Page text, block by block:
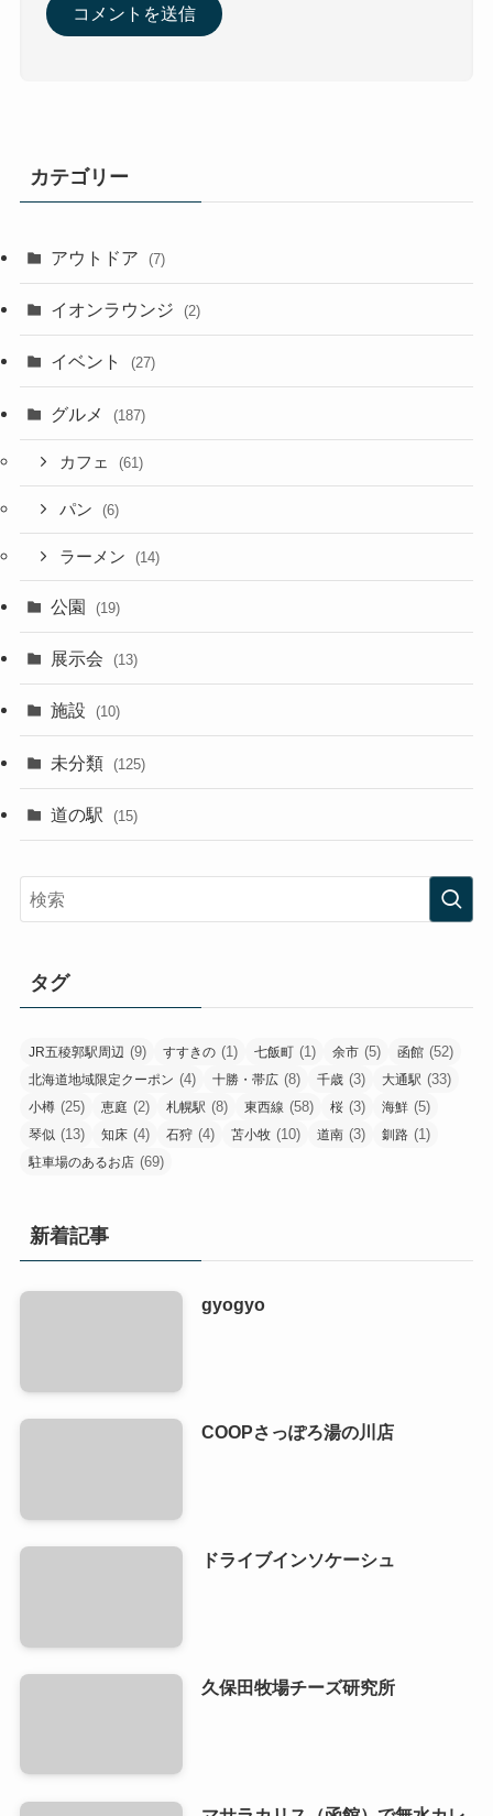
カテゴリー
アウトドア (7)
イオンラウンジ (2)
イベント (27)
グルメ (187)
カフェ (61)
パン (6)
ラーメン (14)
公園 (19)
展示会 (13)
施設 (10)
未分類 (125)
道の駅 (15)
タグ
JR五稜郭駅周辺 (9) すすきの (1) 七飯町 (1) 余市 (5) 函館 (52)
北海道地域限定クーポン (4) 十勝・帯広 (8) 千歳 (3) 大通駅 (33)
小樽 (25) 恵庭 (2) 札幌駅 (8) 東西線 (58) 桜 (3) 海鮮 (5)
琴似 (13) 知床 (4) 石狩 (4) 苫小牧 (10) 道南 (3) 釧路 (1)
駐車場のあるお店 (69)
新着記事
gyogyo
COOPさっぽろ湯の川店
ドライブインソケーシュ
久保田牧場チーズ研究所